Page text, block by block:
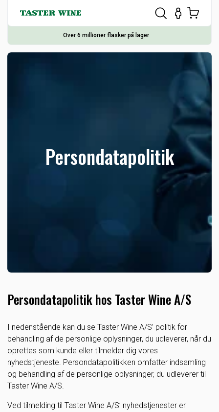
Over 6 millioner flasker på lager
Egen produktion og aftapning
Persondatapolitik
Persondatapolitik hos Taster Wine A/S
I nedenstående kan du se Taster Wine A/S’ politik for
behandling af de personlige oplysninger, du udleverer, når du
oprettes som kunde eller tilmelder dig vores
nyhedstjeneste. Persondatapolitikken omfatter indsamling
og behandling af de personlige oplysninger, du udleverer til
Taster Wine A/S.
Ved tilmelding til Taster Wine A/S’ nyhedstjenester er